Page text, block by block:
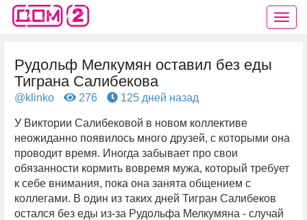
Рудольф Мелкумян оставил без еды
Тиграна Салибекова
@klinko 276 125 дней назад
У Виктории Салибековой в новом коллективе
неожиданно появилось много друзей, с которыми она
проводит время. Иногда забывает про свои
обязанности кормить вовремя мужа, который требует
к себе внимания, пока она занята общением с
коллегами. В один из таких дней Тигран Салибеков
остался без еды из-за Рудольфа Мелкумяна - случай